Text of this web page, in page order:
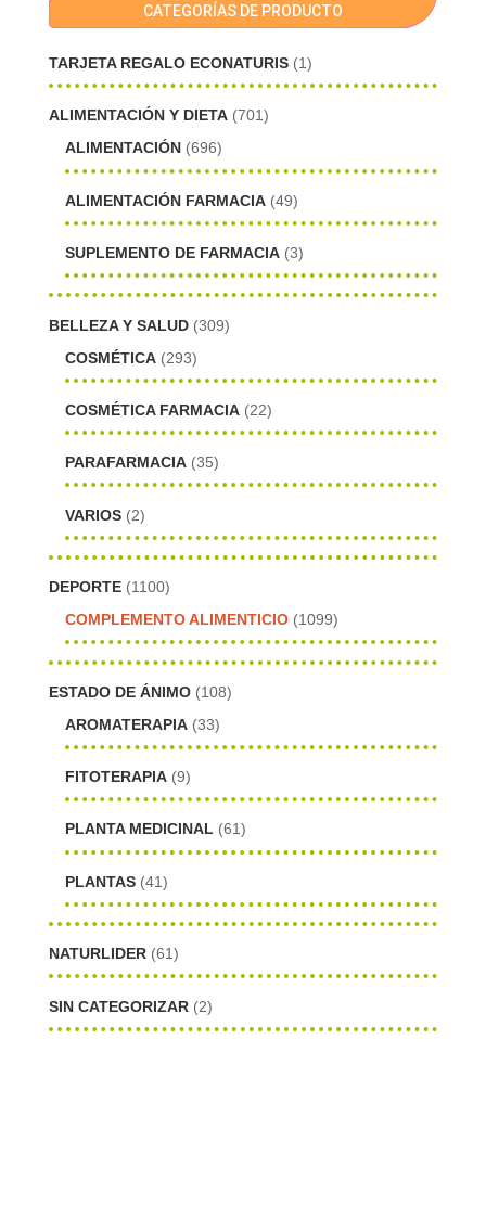
CATEGORÍAS DE PRODUCTO
TARJETA REGALO ECONATURIS (1)
ALIMENTACIÓN Y DIETA (701)
ALIMENTACIÓN (696)
ALIMENTACIÓN FARMACIA (49)
SUPLEMENTO DE FARMACIA (3)
BELLEZA Y SALUD (309)
COSMÉTICA (293)
COSMÉTICA FARMACIA (22)
PARAFARMACIA (35)
VARIOS (2)
DEPORTE (1100)
COMPLEMENTO ALIMENTICIO (1099)
ESTADO DE ÁNIMO (108)
AROMATERAPIA (33)
FITOTERAPIA (9)
PLANTA MEDICINAL (61)
PLANTAS (41)
NATURLIDER (61)
SIN CATEGORIZAR (2)